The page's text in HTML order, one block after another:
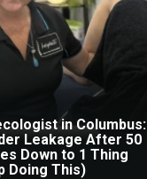
in Columbus:
Leakage After 50
Down to 1 Thing
Doing This)